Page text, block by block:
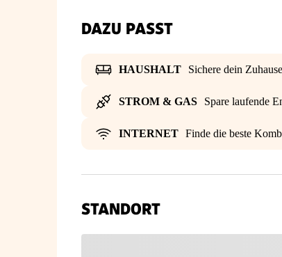
DAZU PASST
HAUSHALT Sichere dein
STROM & GAS Spare laufende
INTERNET Finde die beste
STANDORT